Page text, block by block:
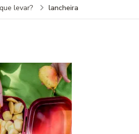
levar?
lancheira